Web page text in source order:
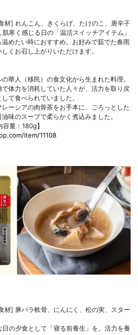
材] れんこん、きくらげ、たけのこ、唐辛子
寒く感じる日の「温活スイッチアイテム」
めたい時におすすめ。お好みで茹でた春雨
くお召し上がりいただけます。
華人（移民）の食文化から生まれた料理。
体力を消耗していた人々が、活力を取り戻
て食べられていました。
ーシアの肉骨茶をお手本に、ごろっとした
味のスープで柔らかく煮込みました。
量：180g】
item/11108
材] 豚バラ軟骨、にんにく、松の実、スター
の夕食として「寝る前養生」を。活力を養